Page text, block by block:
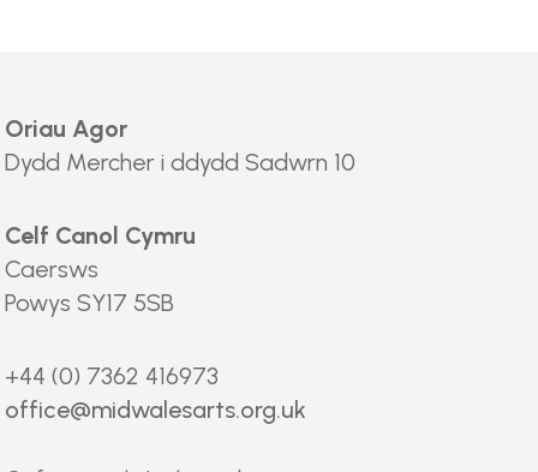
Oriau Agor
Dydd Mercher i ddydd Sadwrn 10
Celf Canol Cymru
Caersws
Powys SY17 5SB
+44 (0) 7362 416973
office@midwalesarts.org.uk